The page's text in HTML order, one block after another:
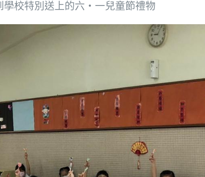
學校特別送上的六‧一兒童節禮物